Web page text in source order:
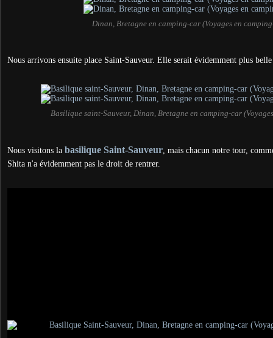
Dinan, Bretagne en camping-car (Voyages en
Nous arrivons ensuite place Saint-Sauveur. Elle serait évidemment plus
Basilique saint-Sauveur, Dinan, Bretagne en camping-car
Nous visitons la basilique Saint-Sauveur, mais chacun notre tour,
Shita n'a évidemment pas le droit de rentrer.